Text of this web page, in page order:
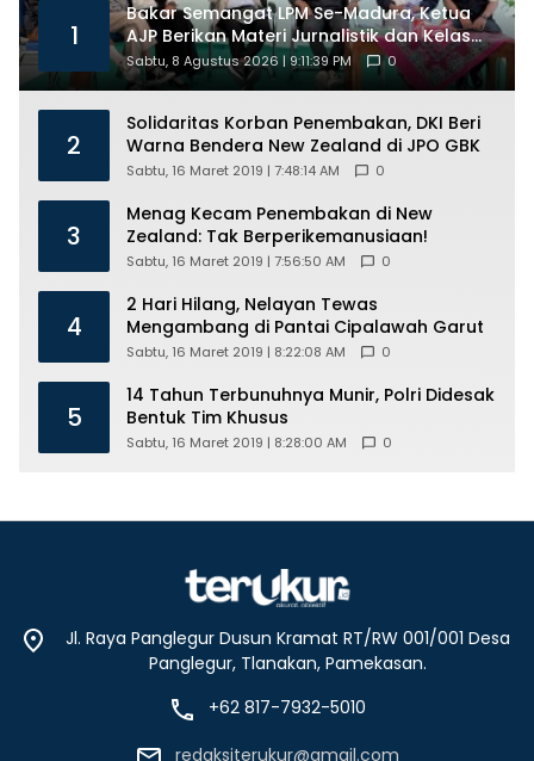
1
Bakar Semangat LPM Se-Madura, Ketua
AJP Berikan Materi Jurnalistik dan Kelas
Mental
Sabtu, 8 Agustus 2026 | 9:11:39 PM 0
2
Solidaritas Korban Penembakan, DKI Beri
Warna Bendera New Zealand di JPO GBK
Sabtu, 16 Maret 2019 | 7:48:14 AM 0
3
Menag Kecam Penembakan di New
Zealand: Tak Berperikemanusiaan!
Sabtu, 16 Maret 2019 | 7:56:50 AM 0
4
2 Hari Hilang, Nelayan Tewas
Mengambang di Pantai Cipalawah Garut
Sabtu, 16 Maret 2019 | 8:22:08 AM 0
5
14 Tahun Terbunuhnya Munir, Polri Didesak
Bentuk Tim Khusus
Sabtu, 16 Maret 2019 | 8:28:00 AM 0
Jl. Raya Panglegur Dusun Kramat RT/RW 001/001 Desa
Panglegur, Tlanakan, Pamekasan.
+62 817-7932-5010
redaksiterukur@gmail.com